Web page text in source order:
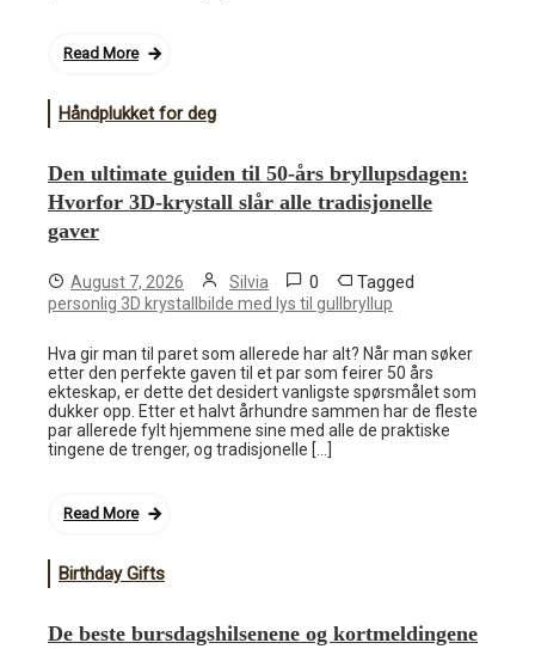
Read More
Håndplukket for deg
Den ultimate guiden til 50-års bryllupsdagen:
Hvorfor 3D-krystall slår alle tradisjonelle
gaver
August 7, 2026 Silvia 0 Tagged
personlig 3D krystallbilde med lys til gullbryllup
Hva gir man til paret som allerede har alt? Når man søker
etter den perfekte gaven til et par som feirer 50 års
ekteskap, er dette det desidert vanligste spørsmålet som
dukker opp. Etter et halvt århundre sammen har de fleste
par allerede fylt hjemmene sine med alle de praktiske
tingene de trenger, og tradisjonelle […]
Read More
Birthday Gifts
De beste bursdagshilsenene og kortmeldingene